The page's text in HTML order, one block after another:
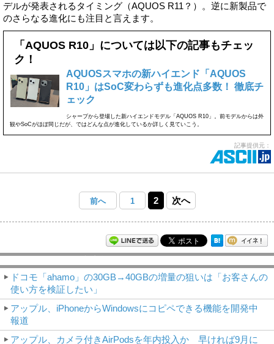
デルが発表されるタイミング（AQUOS R11？）。逆に新製品で
のさらなる進化にも注目と言えます。
「AQUOS R10」については以下の記事もチェッ
ク！
AQUOSスマホの新ハイエンド「AQUOS
R10」はSoC変わらずも進化点多数！ 徹底チ
ェック
シャープから登場した新ハイエンドモデル「AQUOS R10」。前モデルからは外
観やSoCがほぼ同じだが、ではどんな点が進化しているか詳しく見ていこう。
記事提供元：
前へ 1 2 次へ
ドコモ「ahamo」の30GB→40GBの増量の狙いは「お客さんの
使い方を検証したい」
アップル、iPhoneからWindowsにコピペできる機能を開発中
報道
アップル、カメラ付きAirPodsを年内投入か 早ければ9月に